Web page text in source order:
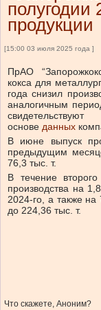
полугодии
продукции
[15:00 03 июля 2025 года ]
ПрАО
кокса для
года снизил
аналогичным
основе данных
В июне выпуск
предыдущим
76,3 тыс. т.
В течение
производства на
2024-го, а также
до 224,36 тыс. т.
Что скажете, Аноним?